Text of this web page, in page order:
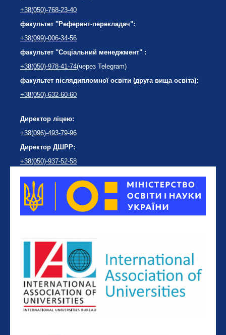
+38(050)-768-23-40
факультет "Референт-перекладач":
+38(099)-006-34-56
факультет "Соціальний менеджмент" :
+38(050)-978-41-74(через Telegram)
факультет післядипломної освіти (друга вища освіта):
+38(050)-632-60-60
Директор ліцею:
+38(096)-493-79-96
Директор ДШРР:
+38(050)-937-52-58